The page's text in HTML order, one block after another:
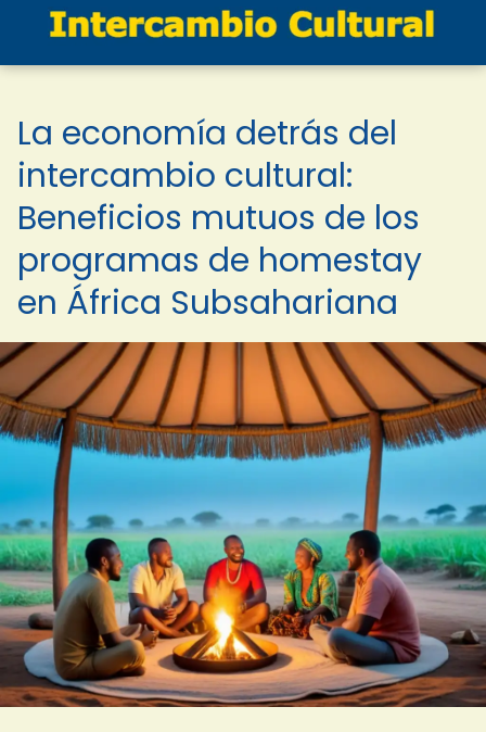
La economía detrás del
intercambio cultural:
Beneficios mutuos de los
programas de homestay
en África Subsahariana